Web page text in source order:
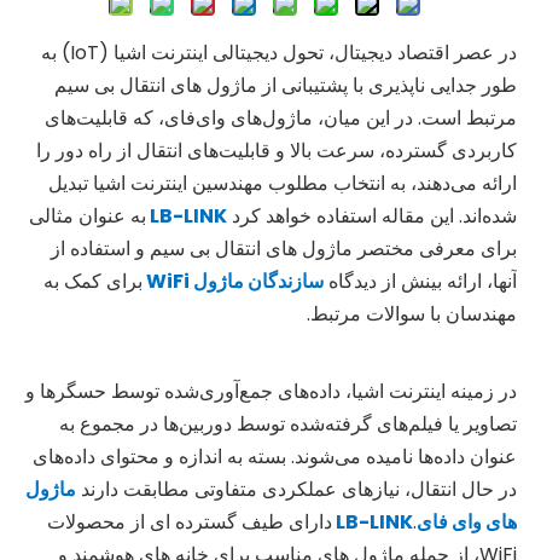
در عصر اقتصاد دیجیتال، تحول دیجیتالی اینترنت اشیا (IoT) به
طور جدایی ناپذیری با پشتیبانی از ماژول های انتقال بی سیم
مرتبط است. در این میان، ماژول‌های وای‌فای، که قابلیت‌های
کاربردی گسترده، سرعت بالا و قابلیت‌های انتقال از راه دور را
ارائه می‌دهند، به انتخاب مطلوب مهندسین اینترنت اشیا تبدیل
شده‌اند. این مقاله استفاده خواهد کرد LB-LINK به عنوان مثالی
برای معرفی مختصر ماژول های انتقال بی سیم و استفاده از
آنها، ارائه بینش از دیدگاه سازندگان ماژول WiFi
برای کمک به
مهندسان با سوالات مرتبط.
در زمینه اینترنت اشیا، داده‌های جمع‌آوری‌شده توسط حسگرها و
تصاویر یا فیلم‌های گرفته‌شده توسط دوربین‌ها در مجموع به
عنوان داده‌ها نامیده می‌شوند. بسته به اندازه و محتوای داده‌های
در حال انتقال، نیازهای عملکردی متفاوتی مطابقت دارند ماژول
های وای فای.
LB-LINKدارای طیف گسترده ای از محصولات